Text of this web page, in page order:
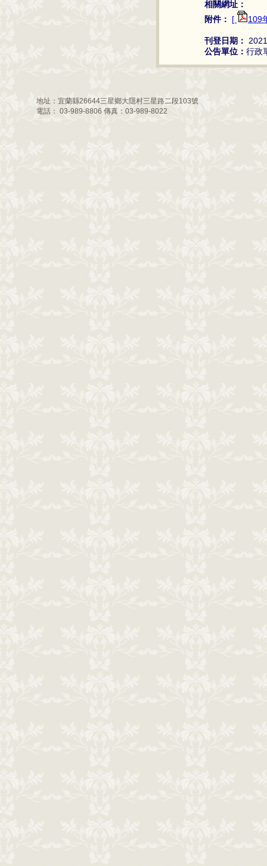
相關網址：
附件：
[ 109
刊登日期：
公告單位：行政
地址：宜蘭縣26644三星鄉大隱村三星路二段103號
電話： 03-989-8806 傳真：03-989-8022